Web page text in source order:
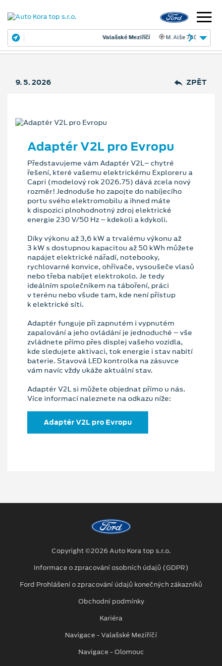
M. Alše 780
9. 5. 2026 ZPĚT
Adaptér V2L pro Evropu
Představujeme vám Adaptér V2L– chytré
řešení, které vašemu elektrickému Exploreru a
Capri (modelový rok 2026.75) dává zcela nový
rozměr! Jednoduše ho zapojte do nabíjecího
portu svého elektromobilu a ihned máte
k dispozici plnohodnotný zdroj elektrické
energie 230 V/50 Hz – kdekoli a kdykoli.
Díky výkonu až 3,6 kW a trvalému výkonu až
3 kW s dostupnou kapacitou až 50 kWh můžete
napájet elektrické nářadí, notebooky,
rychlovarné konvice, ohřívače, vysoušeče vlasů
nebo třeba nabíjet elektrokolo. Je tedy
ideálním společníkem na táboření, práci
v terénu nebo všude tam, kde není přístup
k elektrické síti.
Adaptér funguje při zapnutém i vypnutém
zapalování a jeho ovládání je jednoduché – vše
zvládnete přímo přes displej vašeho vozidla,
kde sledujete aktivaci, tok energie i stav nabití
baterie. Stavová LED kontrolka na zásuvce
vám navíc vždy ukáže aktuální stav.
Adaptér V2L si můžete objednat přímo u nás.
Více informací naleznete na odkazu níže:
Adaptér V2L pro Evropu
Copyright ©2026 Auto Kora top s.r.o.
Informace o zpracování osobních údajů (GDPR)
Ford Prohlášení o zpracování údajů konečných zákazníků
Obchodní podmínky
Kariéra
Navigace - Valašské Meziříčí
Navigace - Olomouc